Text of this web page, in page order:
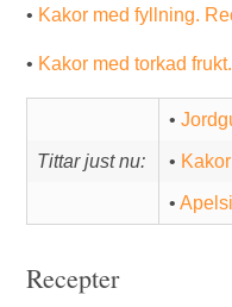
• Kakor med fyllning.
• Kakor med torkad
•
Tittar just nu: •
•
Recepter